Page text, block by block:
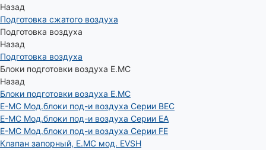
Назад
Подготовка сжатого воздуха
Подготовка воздуха
Назад
Подготовка воздуха
Блоки подготовки воздуха E.MC
Назад
Блоки подготовки воздуха E.MC
E-MC Мод.блоки под-и воздуха Серии BEC
E-MC Мод.блоки под-и воздуха Серии EA
E-MC Мод.блоки под-и воздуха Серии FE
Клапан запорный, E.MC мод. EVSH